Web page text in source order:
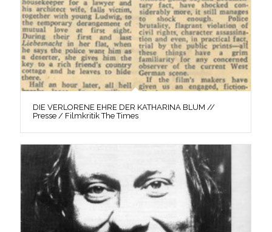
DIE VERLORENE EHRE DER KATHARINA BLUM //
Presse / Filmkritik The Times